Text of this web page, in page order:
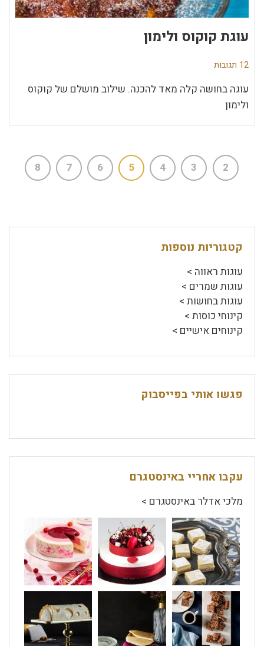
עוגת קוקוס ולימון
12 תגובות
עוגה בחושה קלה מאד להכנה. שילוב מושלם של קוקוס
ולימון
2
3
4
5
6
7
8
קטגוריות נוספות
עוגות ראווה >
עוגות שמרים >
עוגות בחושות >
קינוחי כוסות >
קינוחים אישיים >
פגשו אותי בפייסבוק
עקבו אחריי באינסטגרם
מלכי אדלר באינסטגרם >